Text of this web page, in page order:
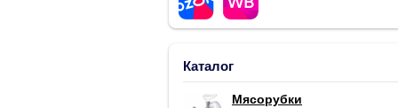
Каталог
Мясорубки